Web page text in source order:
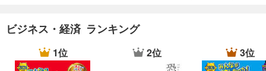
ビジネス・経済 ランキング
1位 2位 3位